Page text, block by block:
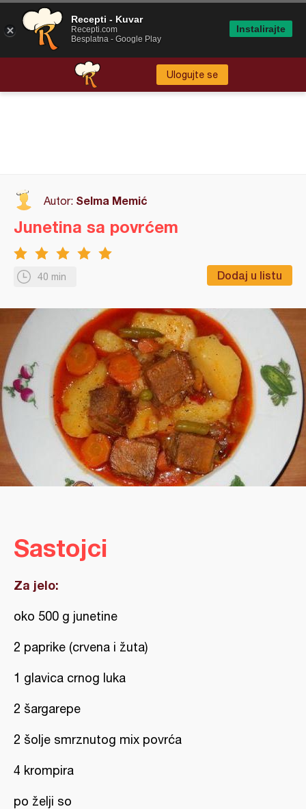
Ulogujte se
Autor: Selma Memić
40 min Dodaj u listu
Junetina sa povrćem
Sastojci
Za jelo:
oko 500 g junetine
2 paprike (crvena i žuta)
1 glavica crnog luka
2 šargarepe
2 šolje smrznutog mix povrća
4 krompira
po želji so
Recepti - Kuvar
Recepti.com
Besplatna - Google Play
Instalirajte